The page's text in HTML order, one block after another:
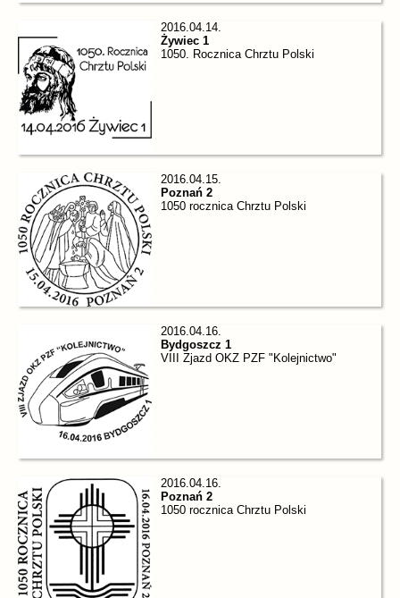
2016.04.14.
Żywiec 1
1050. Rocznica Chrztu Polski
2016.04.15.
Poznań 2
1050 rocznica Chrztu Polski
2016.04.16.
Bydgoszcz 1
VIII Zjazd OKZ PZF "Kolejnictwo"
2016.04.16.
Poznań 2
1050 rocznica Chrztu Polski